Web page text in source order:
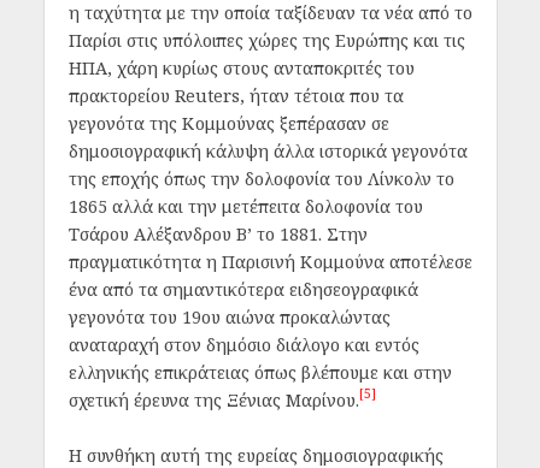
η ταχύτητα με την οποία ταξίδευαν τα νέα από το
Παρίσι στις υπόλοιπες χώρες της Ευρώπης και τις
ΗΠΑ, χάρη κυρίως στους ανταποκριτές του
πρακτορείου Reuters, ήταν τέτοια που τα
γεγονότα της Κομμούνας ξεπέρασαν σε
δημοσιογραφική κάλυψη άλλα ιστορικά γεγονότα
της εποχής όπως την δολοφονία του Λίνκολν το
1865 αλλά και την μετέπειτα δολοφονία του
Τσάρου Αλέξανδρου Β’ το 1881. Στην
πραγματικότητα η Παρισινή Κομμούνα αποτέλεσε
ένα από τα σημαντικότερα ειδησεογραφικά
γεγονότα του 19ου αιώνα προκαλώντας
αναταραχή στον δημόσιο διάλογο και εντός
ελληνικής επικράτειας όπως βλέπουμε και στην
σχετική έρευνα της Ξένιας Μαρίνου.[5]
Η συνθήκη αυτή της ευρείας δημοσιογραφικής